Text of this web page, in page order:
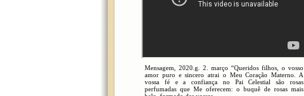
Mensagem, 2020.g. 2. março “Queridos filhos, o vosso
amor puro e sincero atrai o Meu Coração Materno. A
vossa fé e a confiança no Pai Celestial são rosas
perfumadas que Me oferecem: o buquê de rosas mais